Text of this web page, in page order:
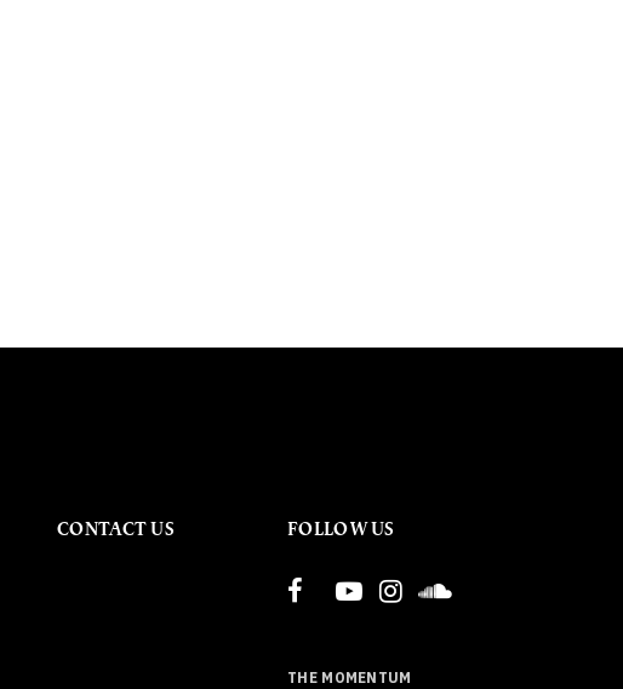
CONTACT US FOLLOW US
THE MOMENTUM